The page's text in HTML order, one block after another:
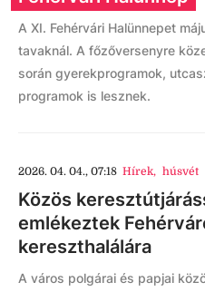
A XI. Fehérvári Halünnepet
tavaknál. A főzőversenyre
során gyerekprogramok,
programok is lesznek.
2026. 04. 04., 07:18 Hírek, húsvét
Közös
emlékeztek
kereszthalálára
A város polgárai és papjai